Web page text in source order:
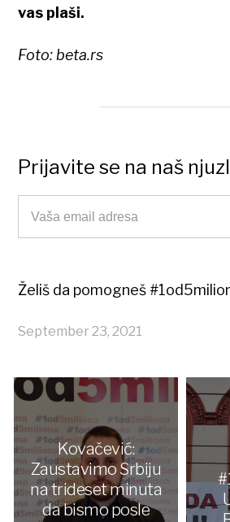
vas plaši.
Foto: beta.rs
Prijavite se na naš
Želiš da pomogneš
September 23, 2021
Kovačević:
Zaustavimo Srbiju
na trideset minuta
da bismo posle